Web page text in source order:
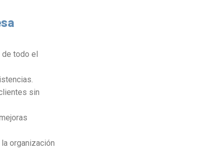
todo el
sin
organización